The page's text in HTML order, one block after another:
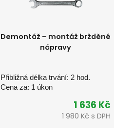
Demontáž – montáž bržděné
nápravy
Přibližná délka trvání: 2 hod.
Cena za: 1 úkon
1 636 Kč
1 980 Kč s DPH